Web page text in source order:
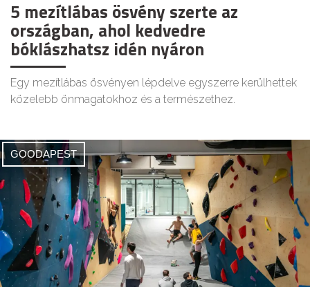
5 mezítlábas ösvény szerte az
országban, ahol kedvedre
bóklászhatsz idén nyáron
Egy mezítlábas ösvényen lépdelve egyszerre kerülhettek
közelebb önmagatokhoz és a természethez.
GOODAPEST